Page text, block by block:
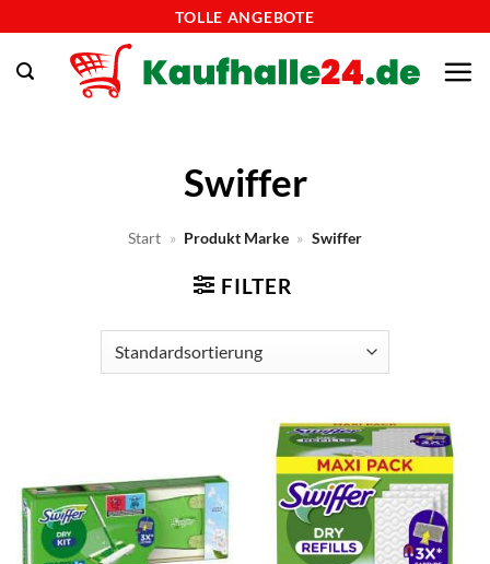
springen
TOLLE ANGEBOTE
Swiffer
Start » Produkt Marke » Swiffer
FILTER